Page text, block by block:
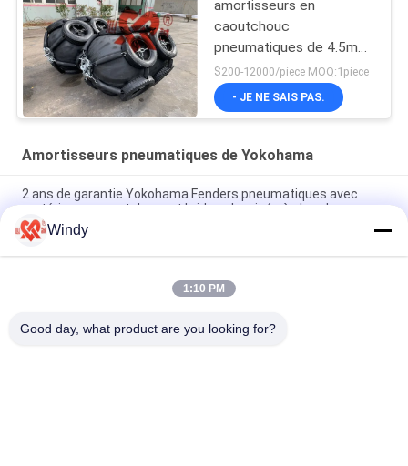
amortisseurs en
caoutchouc
pneumatiques de 4.5m
Yokohama
$200-12000/piece MOQ:1piece
- JE NE SAIS PAS.
Amortisseurs pneumatiques de Yokohama
2 ans de garantie Yokohama Fenders pneumatiques avec
matériau en caoutchouc et bride galvanisée à chaud
Galvanisation à chaud Yokohama Marine Fender pour une
protection durable des pièces marines
Fenders pneumatiques en caoutchouc Yokohama pour la
Windy
1:10 PM
Good day, what product are you looking for?